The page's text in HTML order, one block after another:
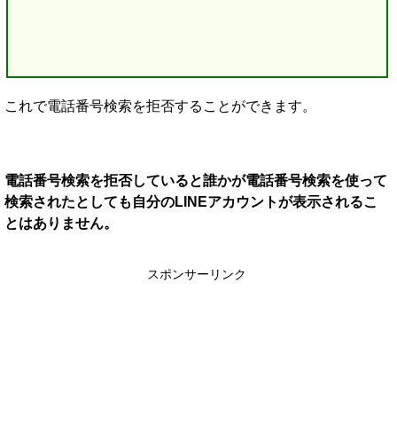
これで電話番号検索を拒否することができます。
電話番号検索を拒否していると誰かが電話番号検索を使って
検索されたとしても自分のLINEアカウントが表示されるこ
とはありません。
スポンサーリンク